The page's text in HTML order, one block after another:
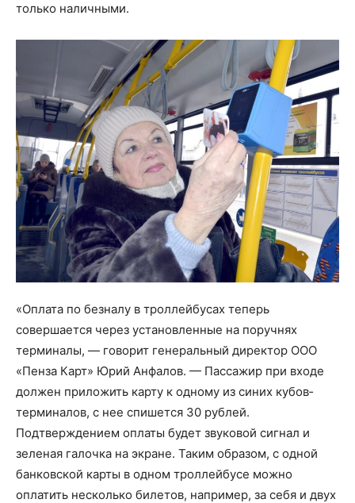
только наличными.
«Оплата по безналу в троллейбусах теперь
совершается через установленные на поручнях
терминалы, — говорит генеральный директор ООО
«Пенза Карт» Юрий Анфалов. — Пассажир при входе
должен приложить карту к одному из синих кубов­
терминалов, с нее спишется 30 рублей.
Подтверждением оплаты будет звуковой сигнал и
зеленая галочка на экране. Таким образом, с одной
банковской карты в одном троллейбусе можно
оплатить несколько билетов, например, за себя и двух